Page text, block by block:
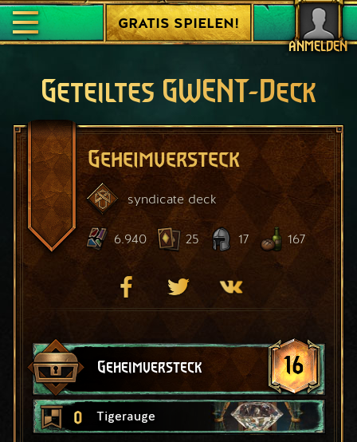
ANMELDEN
GRATIS SPIELEN!
Geteiltes GWENT-Deck
Geheimversteck
syndicate deck
6.940 25 17 167
Geheimversteck 16
0 Tigerauge